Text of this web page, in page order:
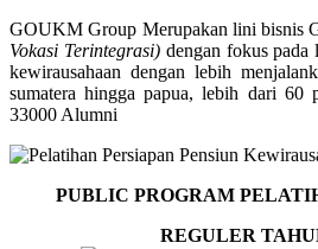
GOUKM Group Merupakan lini bisnis
Vokasi Terintegrasi)dengan fokus pada
kewirausahaan dengan lebih
sumatera hingga papua, lebih dari 60
33000 Alumni
PUBLIC PROGRAM
REGULER